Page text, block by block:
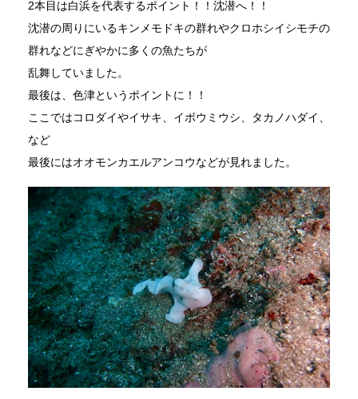
2本目は白浜を代表するポイント！！沈潜へ！！
沈潜の周りにいるキンメモドキの群れやクロホシイシモチの
群れなどにぎやかに多くの魚たちが
乱舞していました。
最後は、色津というポイントに！！
ここではコロダイやイサキ、イボウミウシ、タカノハダイ、
など
最後にはオオモンカエルアンコウなどが見れました。